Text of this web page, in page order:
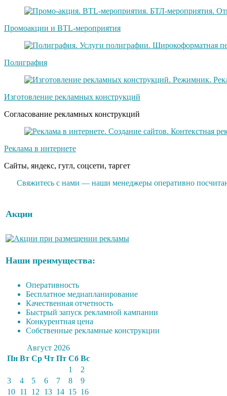
Промоакции и BTL-мероприятия
Полиграфия
Изготовление рекламных конструкций
Согласование рекламных конструкций
Реклама в интернете
Сайты, яндекс, гугл, соцсети, таргет
Свяжитесь с нами — наши менеджеры оперативно
Акции
Наши преимущества:
Оперативность
Бесплатное медиапланирование
Качественная отчетность
Быстрый запуск рекламной кампании
Конкурентная цена
Собственные рекламные конструкции
Август 2026
Пн Вт Ср Чт Пт Сб Вс
1
2
3
4 5 6 7 8
9
10 11 12 13 14 15 16